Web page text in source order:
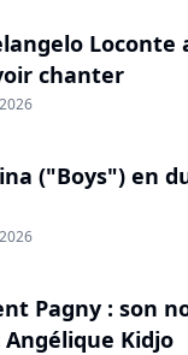
Loconte
chanter
("Boys") en
Pagny : son
Angélique Kidjo